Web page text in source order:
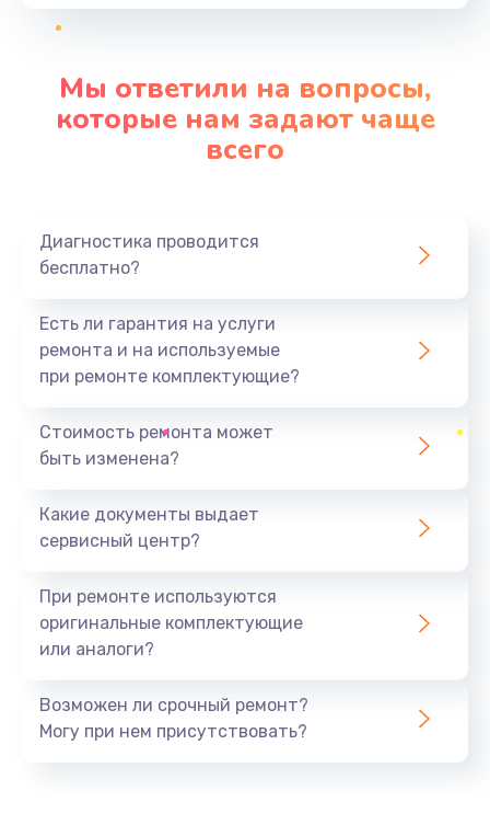
от 2045 руб.
Заказать
от 890 руб.
Заказать
Замена разъёмов (HDMI, DVI, Дисплей порта)
Заказать
от 1095 руб.
Мы ответили на вопросы,
которые нам задают чаще
всего
Диагностика проводится
бесплатно?
Есть ли гарантия на услуги
ремонта и на используемые
при ремонте комплектующие?
Стоимость ремонта может
быть изменена?
Какие документы выдает
сервисный центр?
При ремонте используются
оригинальные комплектующие
или аналоги?
Возможен ли срочный ремонт?
Могу при нем присутствовать?